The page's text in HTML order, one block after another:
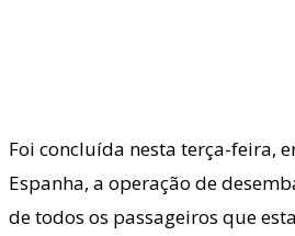
Foi concluída nesta terça-feira,
Espanha, a operação de
de todos os passageiros que